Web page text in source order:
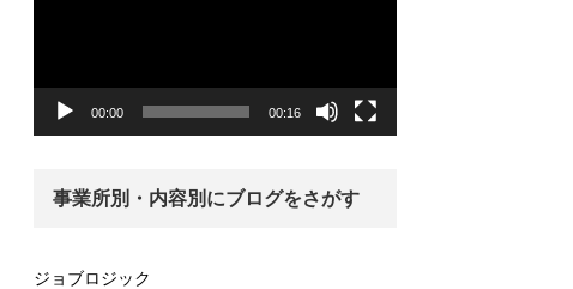
ー
00:00 00:16
事業所別・内容別にブログをさがす
ジョブロジック